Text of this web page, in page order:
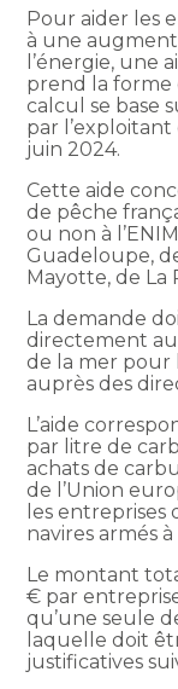
Pour aider les
à une
l’énergie, une
prend la forme
calcul se base
par
juin 2024.
Cette aide
de pêche
ou non à
Guadeloupe,
Mayotte, de La
La demande
directement
de la mer pour
auprès des
L’aide
par litre de
achats de
de l’Union
les entreprises
navires armés
Le montant
€ par
qu’une seule
laquelle doit
justificatives